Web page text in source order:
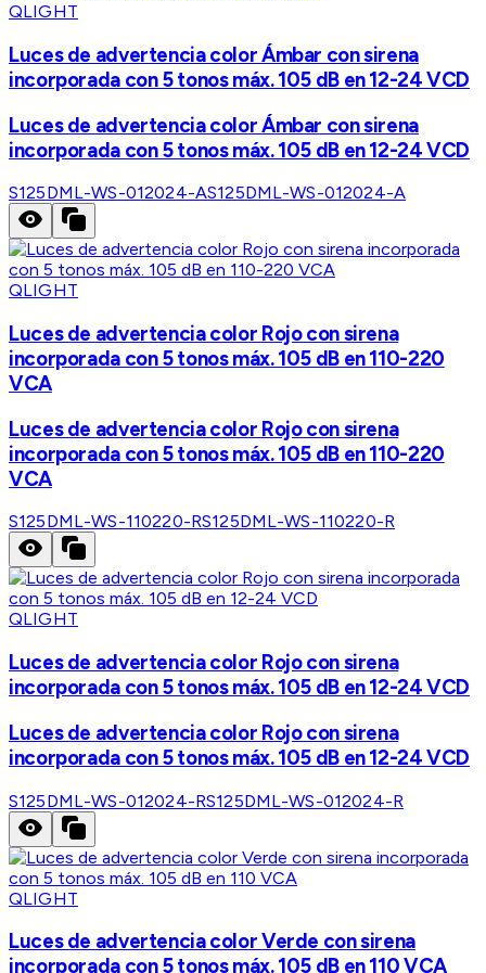
QLIGHT
Luces de advertencia color Ámbar con sirena
incorporada con 5 tonos máx. 105 dB en 12-24 VCD
Luces de advertencia color Ámbar con sirena
incorporada con 5 tonos máx. 105 dB en 12-24 VCD
S125DML-WS-012024-AS125DML-WS-012024-A
QLIGHT
Luces de advertencia color Rojo con sirena
incorporada con 5 tonos máx. 105 dB en 110-220
VCA
Luces de advertencia color Rojo con sirena
incorporada con 5 tonos máx. 105 dB en 110-220
VCA
S125DML-WS-110220-RS125DML-WS-110220-R
QLIGHT
Luces de advertencia color Rojo con sirena
incorporada con 5 tonos máx. 105 dB en 12-24 VCD
Luces de advertencia color Rojo con sirena
incorporada con 5 tonos máx. 105 dB en 12-24 VCD
S125DML-WS-012024-RS125DML-WS-012024-R
QLIGHT
Luces de advertencia color Verde con sirena
incorporada con 5 tonos máx. 105 dB en 110 VCA